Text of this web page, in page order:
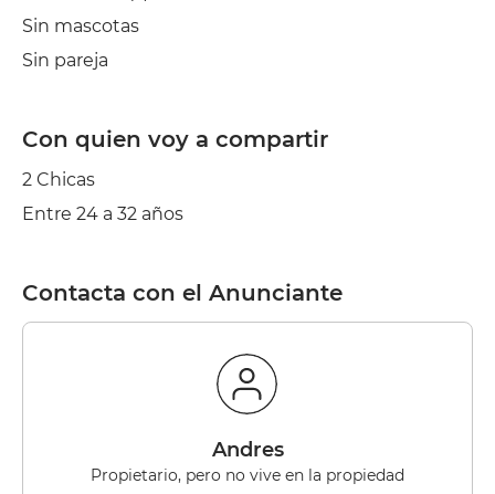
Sin mascotas
Sin pareja
Con quien voy a compartir
2 Chicas
Entre 24 a 32 años
Contacta con el Anunciante
Andres
Propietario, pero no vive en la propiedad